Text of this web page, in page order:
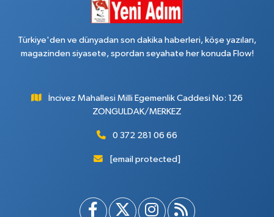
Türkiye'den ve dünyadan son dakika haberleri, köşe yazıları,
magazinden siyasete, spordan seyahate her konuda Flow!
İncivez Mahallesi Milli Egemenlik Caddesi No: 126
ZONGULDAK/MERKEZ
0 372 281 06 66
[email protected]